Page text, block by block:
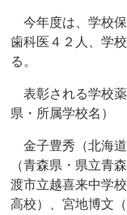
今年度は、学校
歯科医４２人、学
る。
表彰される学校
県・所属学校名）
金子豊秀（北海
（青森県・県立青
渡市立越喜来中学
高校）、宮地博文